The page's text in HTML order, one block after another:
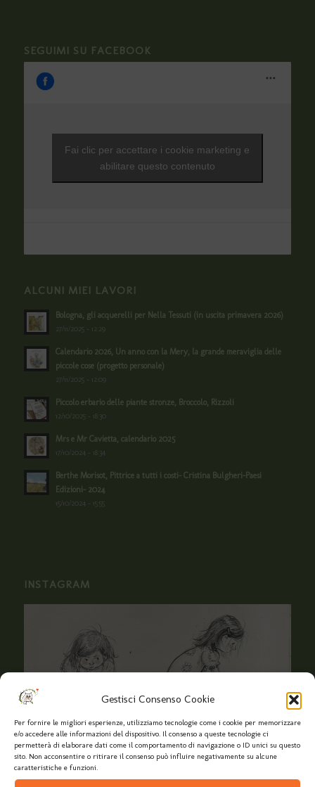
Gestisci Consenso Cookie
Per fornire le migliori esperienze, utilizziamo tecnologie come i cookie per memorizzare
e/o accedere alle informazioni del dispositivo. Il consenso a queste tecnologie ci
permetterà di elaborare dati come il comportamento di navigazione o ID unici su questo
sito. Non acconsentire o ritirare il consenso può influire negativamente su alcune
caratteristiche e funzioni.
SEGUIMI SU FACEBOOK
Fai clic per accettare i cookie marketing e
abilitare questo contenuto
ALCUNI MIEI LAVORI
Bologna, gli acquerelli per Nella Tessuti (in uscita primavera 2026)
27/11/2025 - 12:29
Calendario 2026, Un anno con la Mery, la grande meraviglia delle
piccole cose (progetto personale)
27/11/2025 - 12:09
Piccolo erbario delle piante stronze, Broccolo, Rizzoli
12/10/2025 - 18:30
Mrs e Mr Cavietta, calendario 2025
17/10/2024 - 18:34
Berthe Morisot, Pittrice a tutti i costi- Cristina Bulgheri-Paesi
Edizioni- 2024
15/10/2024 - 15:55
INSTAGRAM